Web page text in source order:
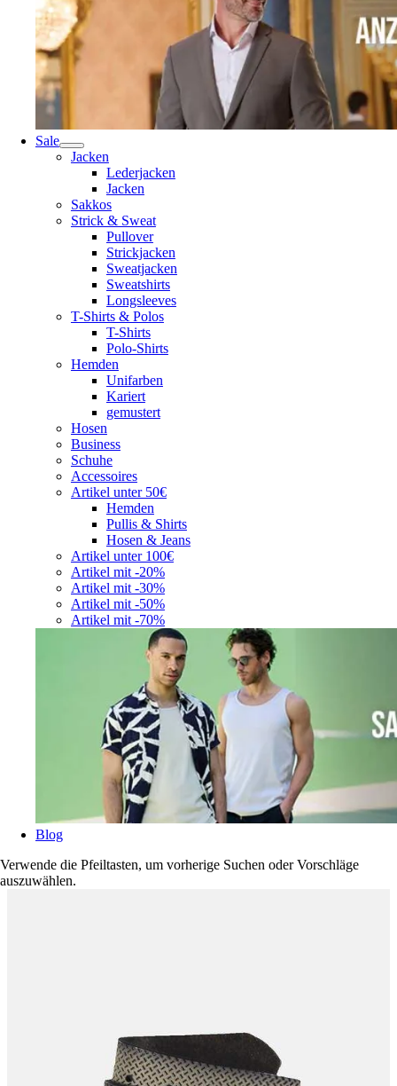
Sale
Jacken
Lederjacken
Jacken
Sakkos
Strick & Sweat
Pullover
Strickjacken
Sweatjacken
Sweatshirts
Longsleeves
T-Shirts & Polos
T-Shirts
Polo-Shirts
Hemden
Unifarben
Kariert
gemustert
Hosen
Business
Schuhe
Accessoires
Artikel unter 50€
Hemden
Pullis & Shirts
Hosen & Jeans
Artikel unter 100€
Artikel mit -20%
Artikel mit -30%
Artikel mit -50%
Artikel mit -70%
Blog
Verwende die Pfeiltasten, um vorherige Suchen oder Vorschläge
auszuwählen.